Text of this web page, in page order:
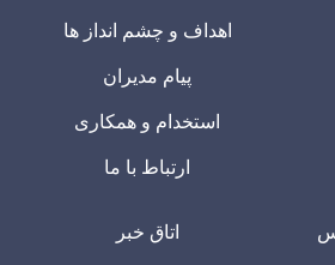
اهداف و چشم انداز ها
پیام مدیران
استخدام و همکاری
ارتباط با ما
اتاق خبر